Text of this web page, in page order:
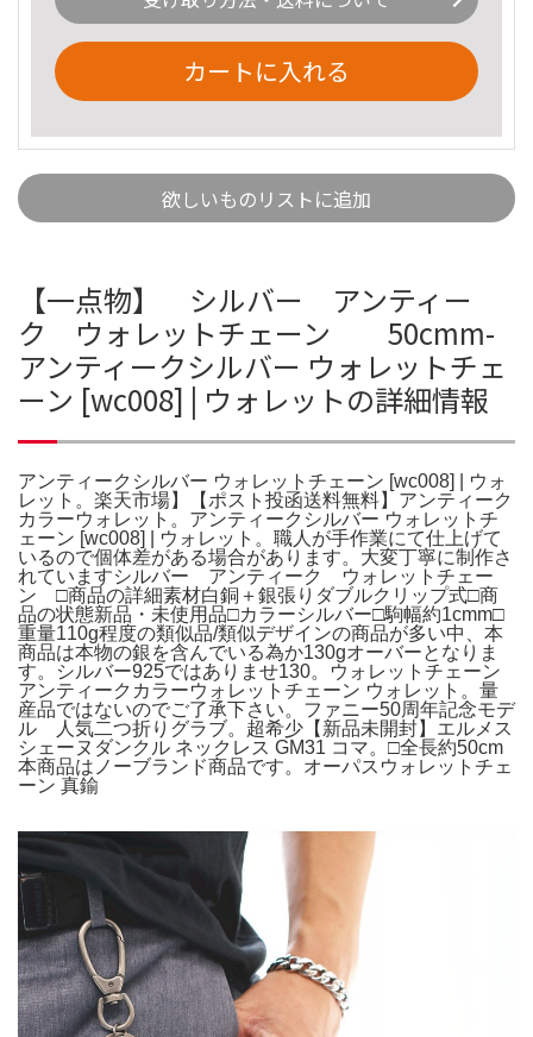
カートに入れる
欲しいものリストに追加
【一点物】 シルバー アンティー
ク ウォレットチェーン 50cmm-
アンティークシルバー ウォレットチェ
ーン [wc008] | ウォレットの詳細情報
アンティークシルバー ウォレットチェーン [wc008] | ウォ
レット。楽天市場】【ポスト投函送料無料】アンティーク
カラーウォレット。アンティークシルバー ウォレットチ
ェーン [wc008] | ウォレット。職人が手作業にて仕上げて
いるので個体差がある場合があります。大変丁寧に制作さ
れていますシルバー アンティーク ウォレットチェー
ン □商品の詳細素材白銅＋銀張りダブルクリップ式□商
品の状態新品・未使用品□カラーシルバー□駒幅約1cmm□
重量110g程度の類似品/類似デザインの商品が多い中、本
商品は本物の銀を含んでいる為か130gオーバーとなりま
す。シルバー925ではありませ130。ウォレットチェーン
アンティークカラーウォレットチェーン ウォレット。量
産品ではないのでご了承下さい。ファニー50周年記念モデ
ル 人気二つ折りグラブ。超希少【新品未開封】エルメス
シェーヌダンクル ネックレス GM31 コマ。□全長約50cm
本商品はノーブランド商品です。オーパスウォレットチェ
ーン 真鍮